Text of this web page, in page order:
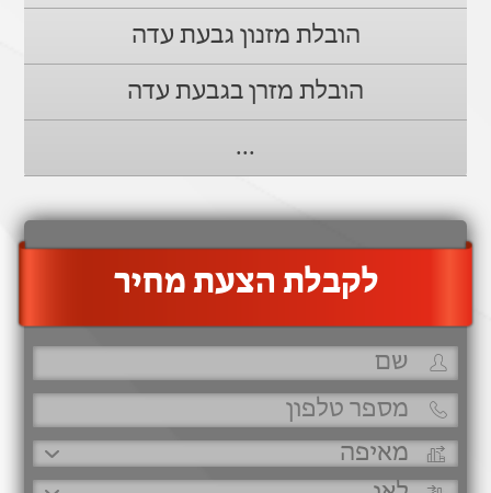
הובלת מזנון גבעת עדה
הובלת מזרן בגבעת עדה
...
‫לקבלת הצעת מחיר